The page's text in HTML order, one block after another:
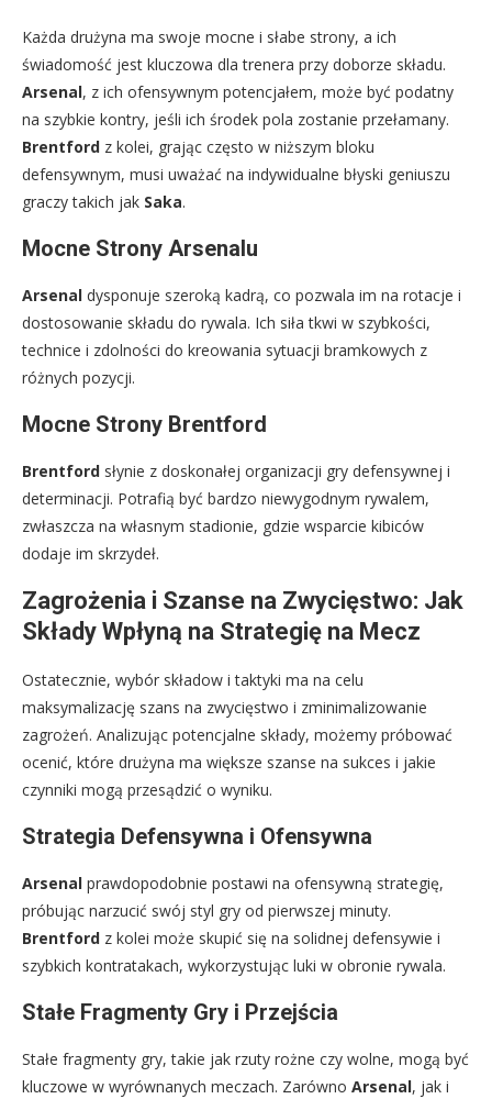
Każda drużyna ma swoje mocne i słabe strony, a ich
świadomość jest kluczowa dla trenera przy doborze składu.
Arsenal, z ich ofensywnym potencjałem, może być podatny
na szybkie kontry, jeśli ich środek pola zostanie przełamany.
Brentford z kolei, grając często w niższym bloku
defensywnym, musi uważać na indywidualne błyski geniuszu
graczy takich jak Saka.
Mocne Strony Arsenalu
Arsenal dysponuje szeroką kadrą, co pozwala im na rotacje i
dostosowanie składu do rywala. Ich siła tkwi w szybkości,
technice i zdolności do kreowania sytuacji bramkowych z
różnych pozycji.
Mocne Strony Brentford
Brentford słynie z doskonałej organizacji gry defensywnej i
determinacji. Potrafią być bardzo niewygodnym rywalem,
zwłaszcza na własnym stadionie, gdzie wsparcie kibiców
dodaje im skrzydeł.
Zagrożenia i Szanse na Zwycięstwo: Jak
Składy Wpłyną na Strategię na Mecz
Ostatecznie, wybór składow i taktyki ma na celu
maksymalizację szans na zwycięstwo i zminimalizowanie
zagrożeń. Analizując potencjalne składy, możemy próbować
ocenić, które drużyna ma większe szanse na sukces i jakie
czynniki mogą przesądzić o wyniku.
Strategia Defensywna i Ofensywna
Arsenal prawdopodobnie postawi na ofensywną strategię,
próbując narzucić swój styl gry od pierwszej minuty.
Brentford z kolei może skupić się na solidnej defensywie i
szybkich kontratakach, wykorzystując luki w obronie rywala.
Stałe Fragmenty Gry i Przejścia
Stałe fragmenty gry, takie jak rzuty rożne czy wolne, mogą być
kluczowe w wyrównanych meczach. Zarówno Arsenal, jak i